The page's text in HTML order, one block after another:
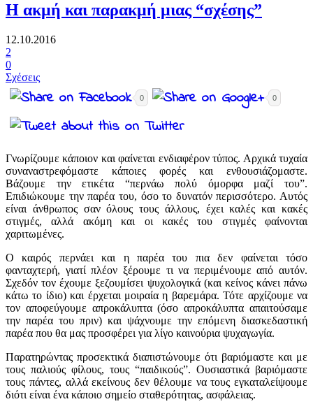
Η ακμή και παρακμή μιας “σχέσης”
12.10.2016
2
0
Σχέσεις
0 0
Γνωρίζουμε κάποιον και φαίνεται ενδιαφέρον τύπος. Αρχικά τυχαία
συναναστρεφόμαστε κάποιες φορές και ενθουσιάζομαστε.
Βάζουμε την ετικέτα “περνάω πολύ όμορφα μαζί του”.
Επιδιώκουμε την παρέα του, όσο το δυνατόν περισσότερο. Αυτός
είναι άνθρωπος σαν όλους τους άλλους, έχει καλές και κακές
στιγμές, αλλά ακόμη και οι κακές του στιγμές φαίνονται
χαριτωμένες.
Ο καιρός περνάει και η παρέα του πια δεν φαίνεται τόσο
φανταχτερή, γιατί πλέον ξέρουμε τι να περιμένουμε από αυτόν.
Σχεδόντον έχουμε ξεζουμίσει ψυχολογικά (και κείνος κάνει πάνω
κάτω το ίδιο) και έρχεται μοιραία η βαρεμάρα. Τότε αρχίζουμε να
τον αποφεύγουμε απροκάλυπτα (όσο απροκάλυπτα απαιτούσαμε
την παρέα του πριν) και ψάχνουμε την επόμενη διασκεδαστική
παρέα που θα μας προσφέρει για λίγο καινούρια ψυχαγωγία.
Παρατηρώντας προσεκτικά διαπιστώνουμε ότι βαριόμαστε και με
τους παλιούς φίλους, τους “παιδικούς”. Ουσιαστικά βαριόμαστε
τους πάντες, αλλά εκείνους δεν θέλουμε να τους εγκαταλείψουμε
διότι είναι ένα κάποιο σημείο σταθερότητας, ασφάλειας.